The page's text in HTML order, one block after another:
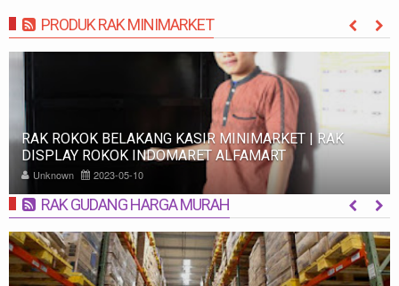
PRODUK RAK MINIMARKET MORE
RAK ROKOK BELAKANG KASIR MINIMARKET | RAK
DISPLAY ROKOK INDOMARET ALFAMART
Unknown 2023-05-10
RAK GUDANG HARGA MURAH MORE